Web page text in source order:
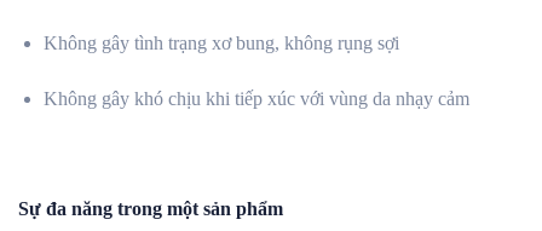
Không gây tình trạng xơ bung, không rụng sợi
Không gây khó chịu khi tiếp xúc với vùng da nhạy cảm
Sự đa năng trong một sản phẩm